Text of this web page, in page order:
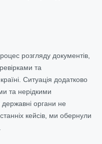
розгляду документів,
та
Ситуація додатково
та нерідкими
державні органи не
кейсів, ми обернули